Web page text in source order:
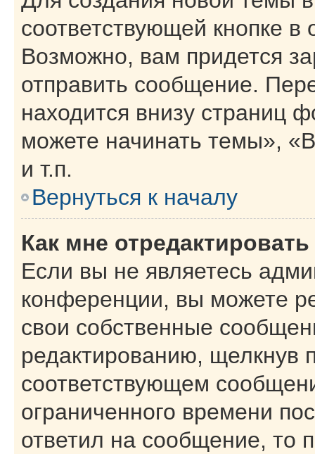
соответствующей кнопке
Возможно, вам придется
отправить сообщение.
находится внизу
можете начинать темы»,
и т.п.
Вернуться к началу
Как мне
Если вы не являетесь
конференции, вы можете
свои собственные
редактированию, щелкнув
соответствующем
ограниченного времени
ответил на сообщение, то